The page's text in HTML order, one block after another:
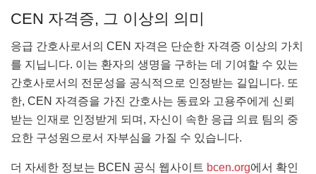
CEN 자격증, 그 이상의 의미
응급 간호사로서의 CEN 자격은 단순한 자격증 이상의 가치
를 지닙니다. 이는 환자의 생명을 구하는 데 기여할 수 있는
간호사로서의 전문성을 공식적으로 인정받는 길입니다. 또
한, CEN 자격증을 가진 간호사는 동료와 고용주에게 신뢰
받는 인재로 인정받게 되며, 자신이 속한 응급 의료 팀의 중
요한 구성원으로서 자부심을 가질 수 있습니다.
더 자세한 정보는 BCEN 공식 웹사이트 bcen.org에서 확인